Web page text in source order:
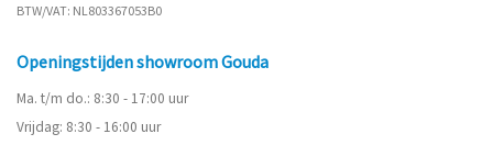
BTW/VAT: NL803367053B0
Openingstijden showroom Gouda
Ma. t/m do.: 8:30 - 17:00 uur
Vrijdag: 8:30 - 16:00 uur